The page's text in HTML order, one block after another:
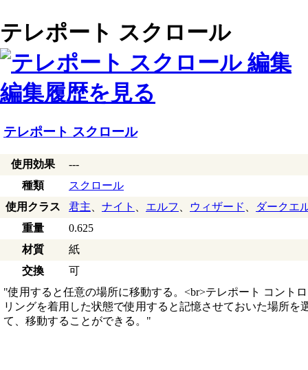
テレポート スクロール
編集履歴を見る
テレポート スクロール
使用効果
---
種類
スクロール
使用クラス
君主 ナイト エルフ ウィザード
ダークエ
重量
0.625
材質
紙
交換
可
"使用すると任意の場所に移動する。<br>テレポート コント
リングを着用した状態で使用すると記憶させておいた場所を
て、移動することができる。"